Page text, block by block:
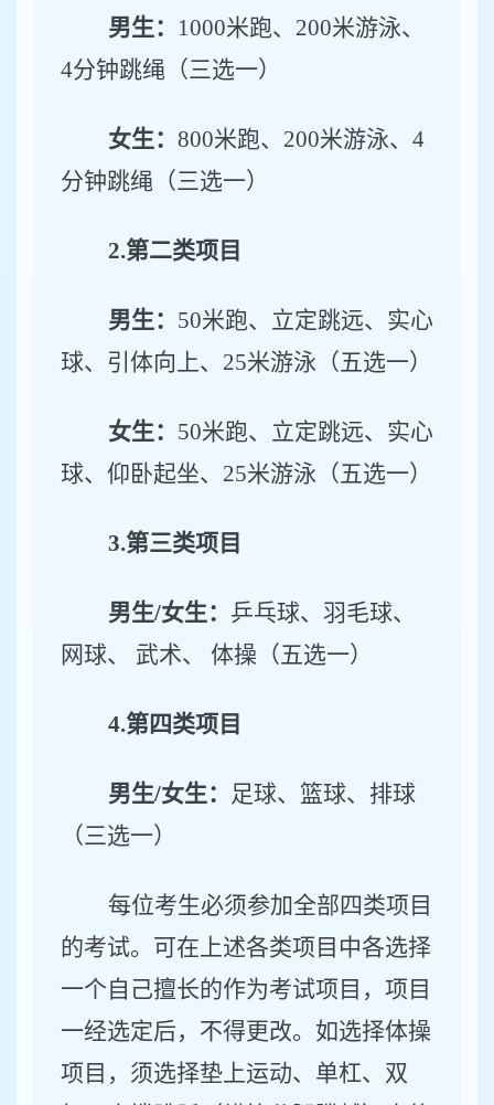
男生： 1000米跑、 200米游泳、
4分钟跳绳（三选一）
女生： 800米跑、 200米游泳、 4
分钟跳绳（三选一）
2.第二类项目
男生： 50米跑、立定跳远、实心
球、引体向上、 25米游泳（五选一）
女生： 50米跑、立定跳远、实心
球、仰卧起坐、 25米游泳（五选一）
3.第三类项目
男生/女生： 乒乓球、羽毛球、
网球、
武术、 体操（五选一）
4.第四类项目
男生/女生： 足球、篮球、排球
（三选一）
每位考生必须参加全部四类项目
的考试。可在上述各类项目中各选择
一个自己擅长的作为考试项目，项目
一经选定后，不得更改。如选择体操
项目，须选择垫上运动、单杠、双